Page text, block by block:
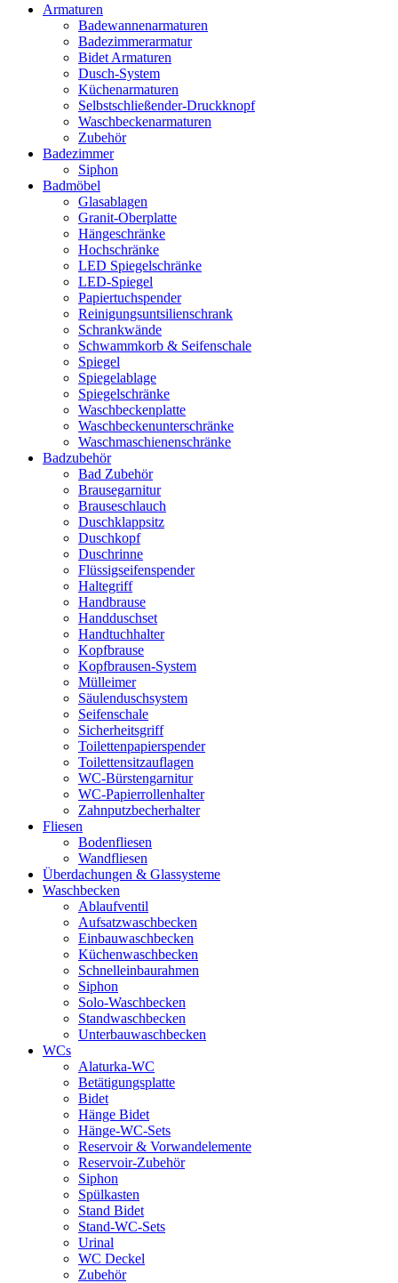
Armaturen
Badewannenarmaturen
Badezimmerarmatur
Bidet Armaturen
Dusch-System
Küchenarmaturen
Selbstschließender-Druckknopf
Waschbeckenarmaturen
Zubehör
Badezimmer
Siphon
Badmöbel
Glasablagen
Granit-Oberplatte
Hängeschränke
Hochschränke
LED Spiegelschränke
LED-Spiegel
Papiertuchspender
Reinigungsuntsilienschrank
Schrankwände
Schwammkorb & Seifenschale
Spiegel
Spiegelablage
Spiegelschränke
Waschbeckenplatte
Waschbeckenunterschränke
Waschmaschienenschränke
Badzubehör
Bad Zubehör
Brausegarnitur
Brauseschlauch
Duschklappsitz
Duschkopf
Duschrinne
Flüssigseifenspender
Haltegriff
Handbrause
Handduschset
Handtuchhalter
Kopfbrause
Kopfbrausen-System
Mülleimer
Säulenduschsystem
Seifenschale
Sicherheitsgriff
Toilettenpapierspender
Toilettensitzauflagen
WC-Bürstengarnitur
WC-Papierrollenhalter
Zahnputzbecherhalter
Fliesen
Bodenfliesen
Wandfliesen
Überdachungen & Glassysteme
Waschbecken
Ablaufventil
Aufsatzwaschbecken
Einbauwaschbecken
Küchenwaschbecken
Schnelleinbaurahmen
Siphon
Solo-Waschbecken
Standwaschbecken
Unterbauwaschbecken
WCs
Alaturka-WC
Betätigungsplatte
Bidet
Hänge Bidet
Hänge-WC-Sets
Reservoir & Vorwandelemente
Reservoir-Zubehör
Siphon
Spülkasten
Stand Bidet
Stand-WC-Sets
Urinal
WC Deckel
Zubehör